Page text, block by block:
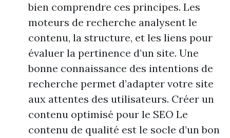
bien comprendre ces principes. Les
moteurs de recherche analysent le
contenu, la structure, et les liens pour
évaluer la pertinence d’un site. Une
bonne connaissance des intentions de
recherche permet d’adapter votre site
aux attentes des utilisateurs. Créer un
contenu optimisé pour le SEO Le
contenu de qualité est le socle d’un bon